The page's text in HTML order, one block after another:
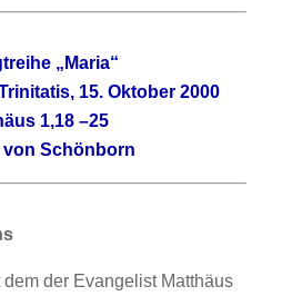
„Maria“
15. Oktober 2000
1,18 –25
von Schönborn
der Evangelist Matthäus